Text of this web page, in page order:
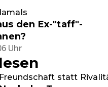
den Ex-"taff"-
Uhr
Freundschaft statt